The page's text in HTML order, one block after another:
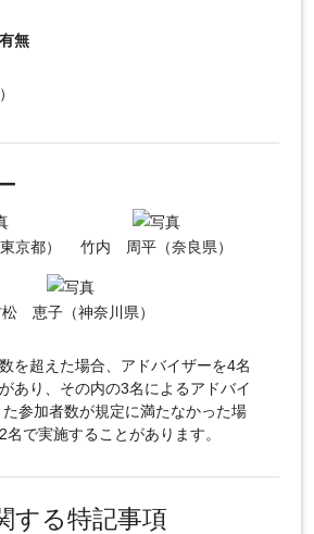
無
）
京都） 竹内 周平（奈良県）
恵子（神奈川県）
を超えた場合、アドバイザーを4名
あり、その内の3名によるアドバイ
参加者数が規定に満たなかった場
で実施することがあります。
する特記事項